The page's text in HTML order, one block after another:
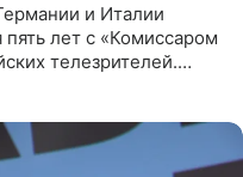
и Италии
пять лет с «Комиссаром
телезрителей.